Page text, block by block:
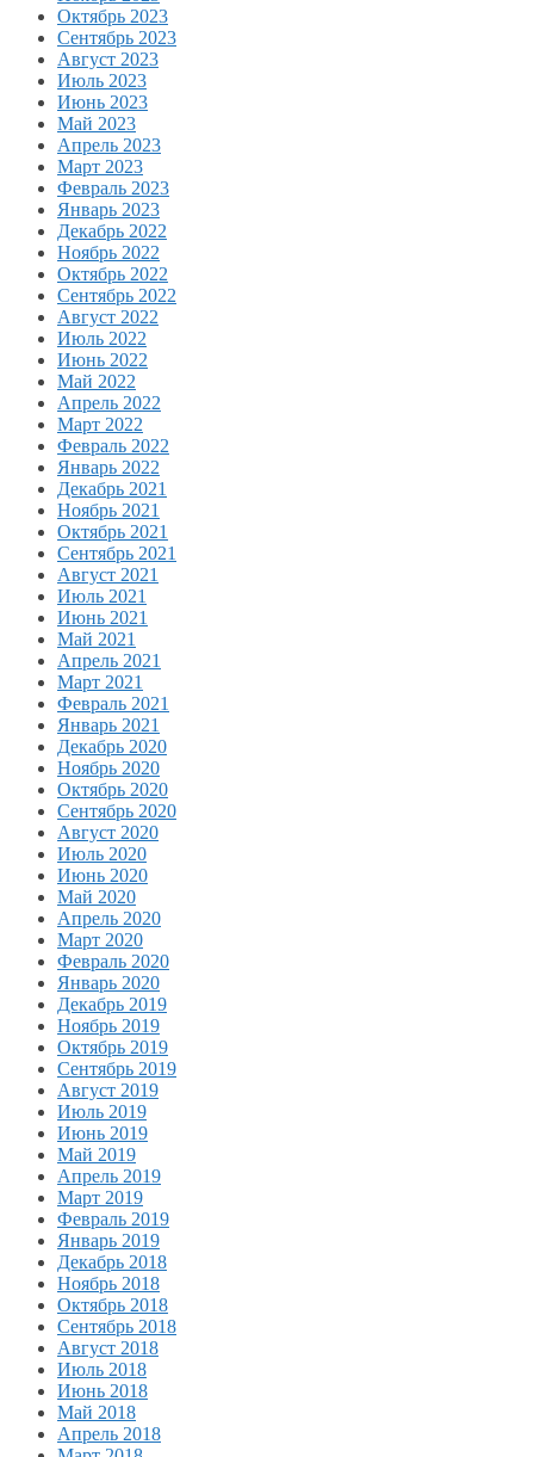
Октябрь 2023
Сентябрь 2023
Август 2023
Июль 2023
Июнь 2023
Май 2023
Апрель 2023
Март 2023
Февраль 2023
Январь 2023
Декабрь 2022
Ноябрь 2022
Октябрь 2022
Сентябрь 2022
Август 2022
Июль 2022
Июнь 2022
Май 2022
Апрель 2022
Март 2022
Февраль 2022
Январь 2022
Декабрь 2021
Ноябрь 2021
Октябрь 2021
Сентябрь 2021
Август 2021
Июль 2021
Июнь 2021
Май 2021
Апрель 2021
Март 2021
Февраль 2021
Январь 2021
Декабрь 2020
Ноябрь 2020
Октябрь 2020
Сентябрь 2020
Август 2020
Июль 2020
Июнь 2020
Май 2020
Апрель 2020
Март 2020
Февраль 2020
Январь 2020
Декабрь 2019
Ноябрь 2019
Октябрь 2019
Сентябрь 2019
Август 2019
Июль 2019
Июнь 2019
Май 2019
Апрель 2019
Март 2019
Февраль 2019
Январь 2019
Декабрь 2018
Ноябрь 2018
Октябрь 2018
Сентябрь 2018
Август 2018
Июль 2018
Июнь 2018
Май 2018
Апрель 2018